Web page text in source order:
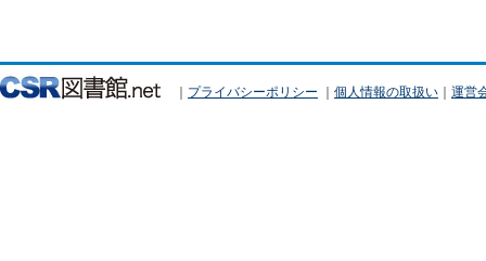
｜ プライバシーポリシー ｜ 個人情報の取扱い ｜ 運営